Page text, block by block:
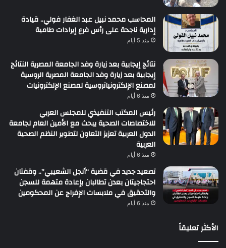
المحاسب محمد نبيل عبد الغفار فولي.. قيادة
إدارية ناجحة على رأس فرع إيرادات طامية
منذ 5 أيام
نتائج إيجابية بعد زيارة وفد الجامعة المصرية النتائج
إيجابية بعد زيارة وفد الجامعة المصرية الروسية
لمصنع الإلكترونياتروسية لمصنع الإلكترونيات
منذ 6 أيام
رئيس المكتب التنفيذي للمجلس العربي
للاختصاصات الصحية يبحث مع الأمين العام لجامعة
الدول العربية تعزيز التعاون لتطوير النظم الصحية
العربية
منذ 6 أيام
تصعيد جديد في قضية “أنجل الشعيبي”.. وقفتان
احتجاجيتان بعدن تطالبان بإعادة متهمة للسجن
والتحقيق في ملابسات الإفراج عن المحكومين
منذ 6 أيام
الأكثر تعليقاً